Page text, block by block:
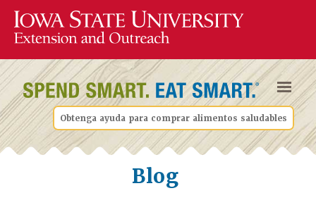
Obtenga ayuda para comprar alimentos saludables
Blog